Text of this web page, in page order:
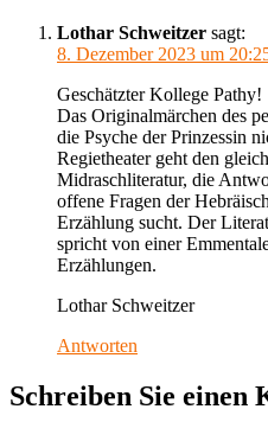
Lothar Schweitzer sagt:
8. Dezember 2023 um
Geschätzter Kollege Pathy!
Das Originalmärchen des
die Psyche der Prinzessin
Regietheater geht den
Midraschliteratur, die
offene Fragen der
Erzählung sucht. Der
spricht von einer
Erzählungen.
Lothar Schweitzer
Antworten
Schreiben Sie einen